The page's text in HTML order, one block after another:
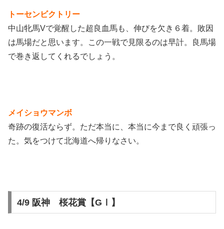
トーセンビクトリー
中山牝馬Vで覚醒した超良血馬も、伸びを欠き６着。敗因
は馬場だと思います。この一戦で見限るのは早計。良馬場
で巻き返してくれるでしょう。
メイショウマンボ
奇跡の復活ならず。ただ本当に、本当に今まで良く頑張っ
た。気をつけて北海道へ帰りなさい。
4/9 阪神 桜花賞【GⅠ】